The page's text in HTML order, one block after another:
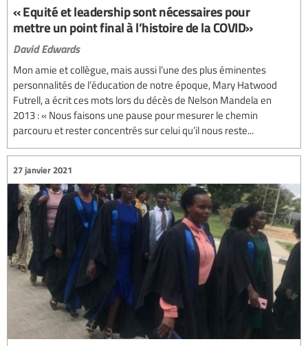
« Equité et leadership sont nécessaires pour
mettre un point final à l’histoire de la COVID»
David Edwards
Mon amie et collègue, mais aussi l’une des plus éminentes
personnalités de l’éducation de notre époque, Mary Hatwood
Futrell, a écrit ces mots lors du décès de Nelson Mandela en
2013 : « Nous faisons une pause pour mesurer le chemin
parcouru et rester concentrés sur celui qu’il nous reste...
27 janvier 2021